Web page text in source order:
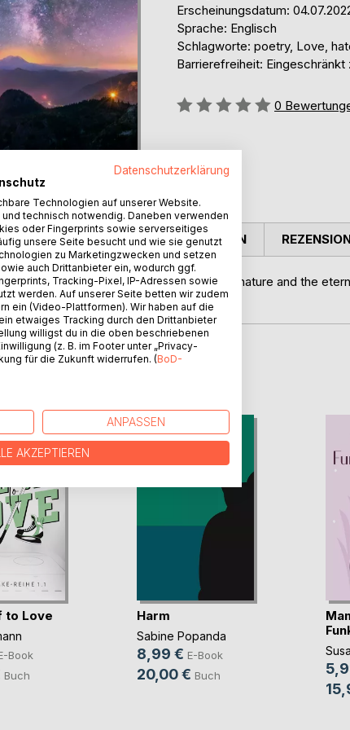
Erscheinungsdatum:
Sprache: Englisch
Schlagworte: poetry, Love,
Barrierefreiheit: Eingeschränkt
Bewertung::
0
of stories and poems about love, hate, nature and the
for.
AUTOR/IN PRESSESTIMMEN
TITEL BEI
to Love
Book
Buch
Harm
Sabine Popanda
8,99 € E-Book
20,00 € Buch
Datenschutzerklärung
Technologien auf unserer Website.
technisch notwendig. Daneben verwenden
oder Fingerprints sowie serverseitiges
unsere Seite besucht und wie sie genutzt
zu Marketingzwecken und setzen
auch Drittanbieter ein, wodurch ggf.
Tracking-Pixel, IP-Adressen sowie
werden. Auf unserer Seite betten wir zudem
ein (Video-Plattformen). Wir haben auf die
etwaiges Tracking durch den Drittanbieter
willigst du in die oben beschriebenen
(z. B. im Footer unter „Privacy-
für die Zukunft widerrufen. (BoD-
ANPASSEN
AKZEPTIEREN